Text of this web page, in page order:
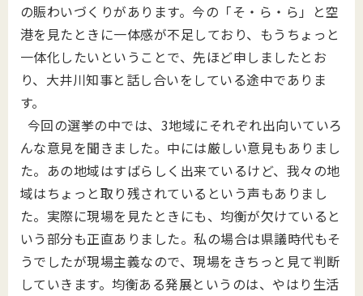
の賑わいづくりがあります。今の「そ・ら・ら」と空
港を見たときに一体感が不足しており、もうちょっと
一体化したいということで、先ほど申しましたとお
り、大井川知事と話し合いをしている途中でありま
す。
今回の選挙の中では、3地域にそれぞれ出向いていろ
んな意見を聞きました。中には厳しい意見もありまし
た。あの地域はすばらしく出来ているけど、我々の地
域はちょっと取り残されているという声もありまし
た。実際に現場を見たときにも、均衡が欠けていると
いう部分も正直ありました。私の場合は県議時代もそ
うでしたが現場主義なので、現場をきちっと見て判断
していきます。均衡ある発展というのは、やはり生活